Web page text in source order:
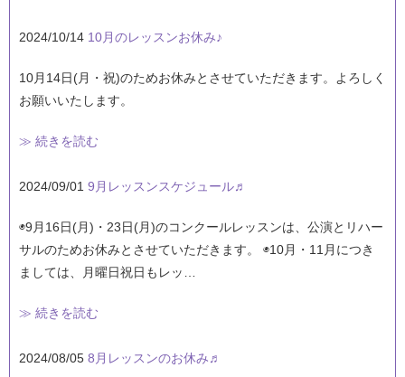
2024/10/14 10月のレッスンお休み♪
10月14日(月・祝)のためお休みとさせていただきます。よろしく
お願いいたします。
≫ 続きを読む
2024/09/01 9月レッスンスケジュール♬
◉9月16日(月)・23日(月)のコンクールレッスンは、公演とリハー
サルのためお休みとさせていただきます。 ◉10月・11月につき
ましては、月曜日祝日もレッ…
≫ 続きを読む
2024/08/05 8月レッスンのお休み♬